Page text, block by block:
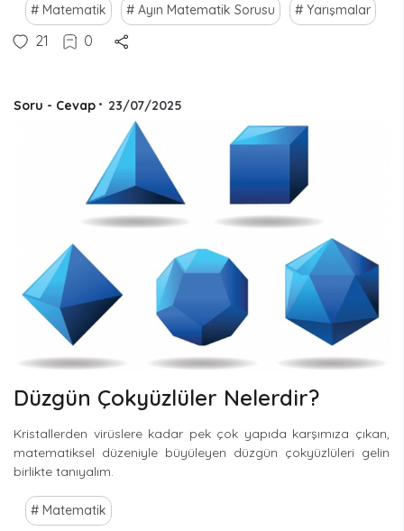
Matematik Ayın Matematik Sorusu Yarışmalar
21 0
Soru - Cevap • 23/07/2025
Düzgün Çokyüzlüler Nelerdir?
Kristallerden virüslere kadar pek çok yapıda karşımıza çıkan,
matematiksel düzeniyle büyüleyen düzgün çokyüzlüleri gelin
birlikte tanıyalım.
Matematik